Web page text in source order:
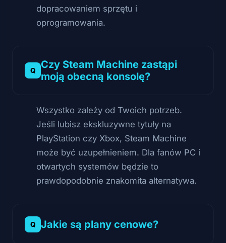
dopracowaniem sprzętu i
oprogramowania.
Czy Steam Machine zastąpi
moją obecną konsolę?
Wszystko zależy od Twoich potrzeb.
Jeśli lubisz ekskluzywne tytuły na
PlayStation czy Xbox, Steam Machine
może być uzupełnieniem. Dla fanów PC i
otwartych systemów będzie to
prawdopodobnie znakomita alternatywa.
Jakie są plany cenowe?